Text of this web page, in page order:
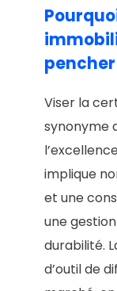
pencher
Viser la
synonyme
implique
et une
une
durabilité.
d’outil de